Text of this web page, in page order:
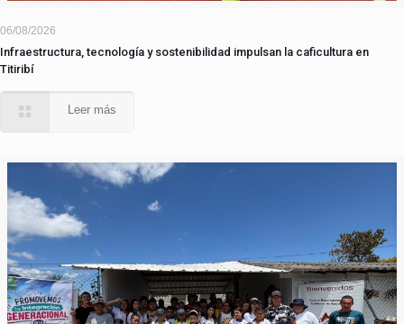
06/08/2026
Infraestructura, tecnología y sostenibilidad impulsan la caficultura en
Titiribí
Leer más